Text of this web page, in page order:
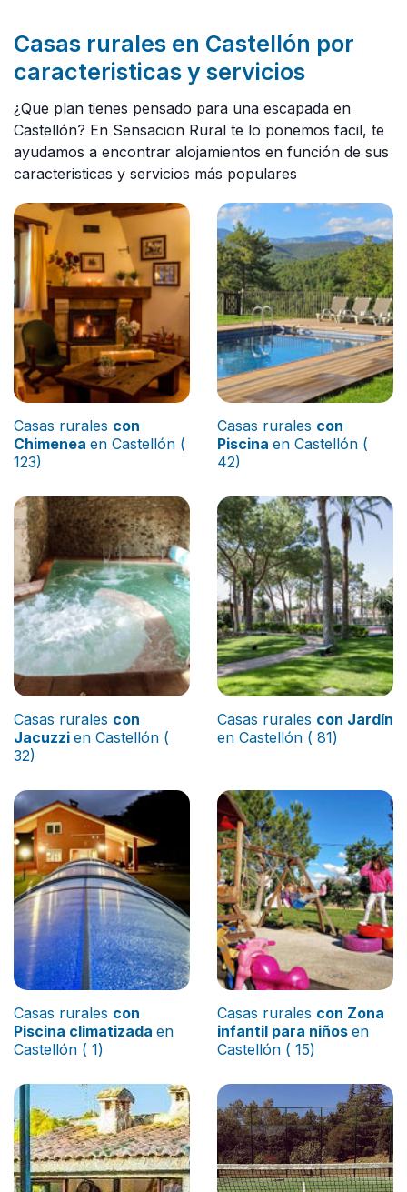
Casas rurales en Castellón por
caracteristicas y servicios
¿Que plan tienes pensado para una escapada en
Castellón? En Sensacion Rural te lo ponemos facil, te
ayudamos a encontrar alojamientos en función de sus
caracteristicas y servicios más populares
Casas rurales con
Chimenea en Castellón (
123)
Casas rurales con
Piscina en Castellón (
42)
Casas rurales con
Jacuzzi en Castellón (
32)
Casas rurales con Jardín
en Castellón ( 81)
Casas rurales con
Piscina climatizada en
Castellón ( 1)
Casas rurales con Zona
infantil para niños en
Castellón ( 15)